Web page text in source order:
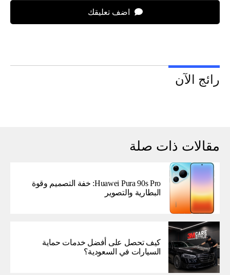
اضف تعليقك
رائج الآن
مقالات ذات صلة
Huawei Pura 90s Pro: خفة التصميم وقوة
البطارية والتصوير
كيف تحصل على أفضل خدمات حماية
السيارات في السعودية؟